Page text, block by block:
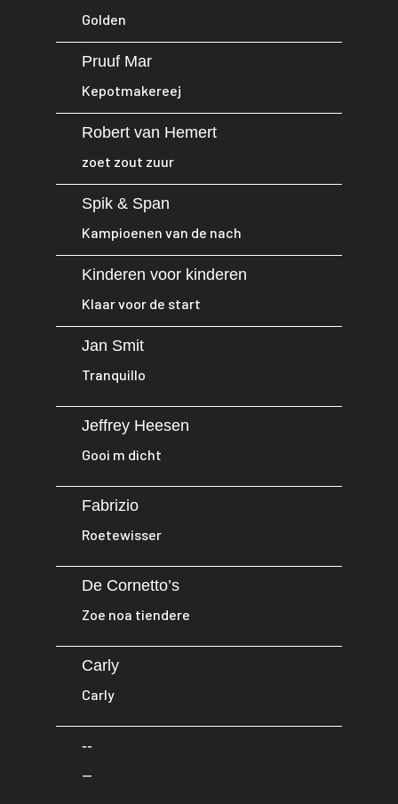
Golden
Pruuf Mar
Kepotmakereej
Robert van Hemert
zoet zout zuur
Spik & Span
Kampioenen van de nach
Kinderen voor kinderen
Klaar voor de start
Jan Smit
Tranquillo
Jeffrey Heesen
Gooi m dicht
Fabrizio
Roetewisser
De Cornetto’s
Zoe noa tiendere
Carly
Carly
--
--